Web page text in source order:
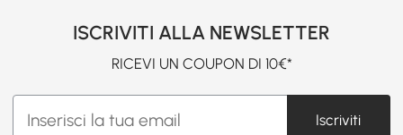
ISCRIVITI ALLA NEWSLETTER
RICEVI UN COUPON DI 10€*
Iscriviti